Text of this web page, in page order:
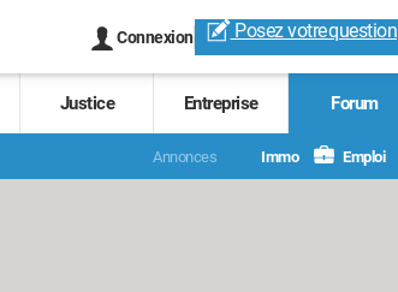
Connexion Posez votrequestion
Justice Entreprise Forum
Annonces Immo Emploi